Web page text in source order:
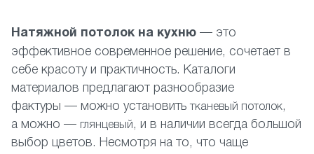
Н атяжной потолок на кухню — это
эффективное современное решение, сочетает в
себе красоту и практичность. Каталоги
материалов предлагают разнообразие
фактуры — можно установитьтканевый потолок,
а можно — глянцевый , и в наличии всегда большой
выбор цветов. Несмотря на то, что чаще